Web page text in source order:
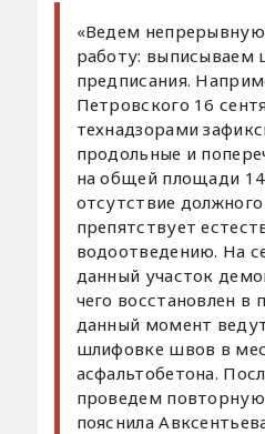
«Ведем
работу:
предписания.
Петровского 16
технадзорами
продольные и
на общей площади
отсутствие
препятствует
водоотведению. На
данный участок
чего восстановлен в
данный момент
шлифовке швов в
асфальтобетона.
проведем
пояснила